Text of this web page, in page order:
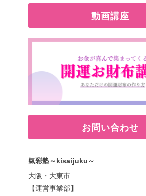
動画講座
お問い合わせ
氣彩塾～kisaijuku～
大阪・大東市
【運営事業部】